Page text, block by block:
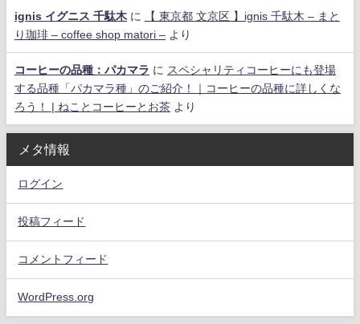
ignis イグニス 千駄木に
【 東京都 文京区 】ignis 千駄木 – まと
り珈琲 – coffee shop matori – より
コーヒーの品種：パカマラ に スペシャリティコーヒーにも登場
する品種「パカマラ種」のご紹介！｜コーヒーの品種に詳しくな
ろう！ | ねことコーヒーとお茶 より
メタ情報
ログイン
投稿フィード
コメントフィード
WordPress.org